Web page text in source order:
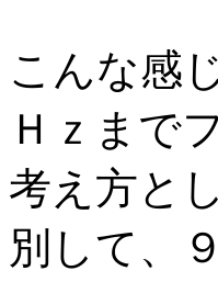
こんな感
Ｈｚまで
考え方と
別して、